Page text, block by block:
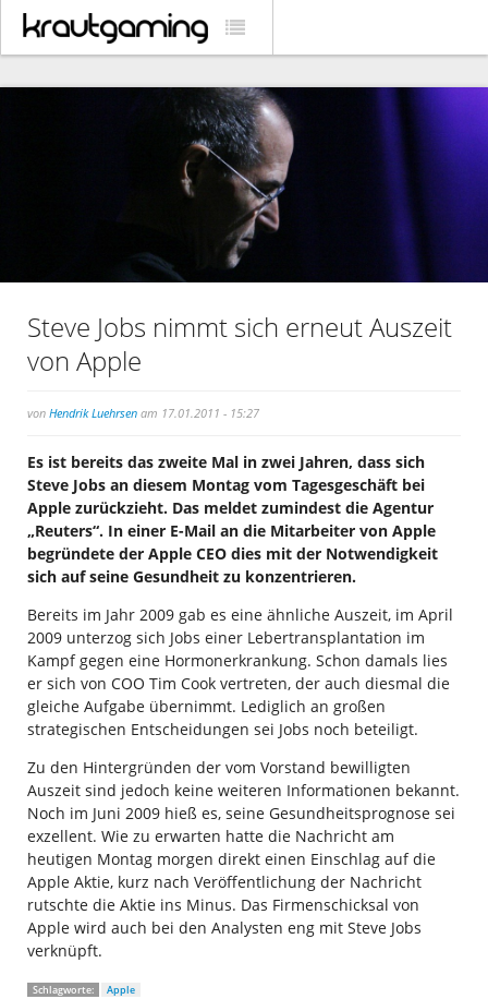
Steve Jobs nimmt sich erneut Auszeit
von Apple
von Hendrik Luehrsen am 17.01.2011 - 15:27
Es ist bereits das zweite Mal in zwei Jahren, dass sich
Steve Jobs an diesem Montag vom Tagesgeschäft bei
Apple zurückzieht. Das meldet zumindest die Agentur
„Reuters“. In einer E-Mail an die Mitarbeiter von Apple
begründete der Apple CEO dies mit der Notwendigkeit
sich auf seine Gesundheit zu konzentrieren.
Bereits im Jahr 2009 gab es eine ähnliche Auszeit, im April
2009 unterzog sich Jobs einer Lebertransplantation im
Kampf gegen eine Hormonerkrankung. Schon damals lies
er sich von COO Tim Cook vertreten, der auch diesmal die
gleiche Aufgabe übernimmt. Lediglich an großen
strategischen Entscheidungen sei Jobs noch beteiligt.
Zu den Hintergründen der vom Vorstand bewilligten
Auszeit sind jedoch keine weiteren Informationen bekannt.
Noch im Juni 2009 hieß es, seine Gesundheitsprognose sei
exzellent. Wie zu erwarten hatte die Nachricht am
heutigen Montag morgen direkt einen Einschlag auf die
Apple Aktie, kurz nach Veröffentlichung der Nachricht
rutschte die Aktie ins Minus. Das Firmenschicksal von
Apple wird auch bei den Analysten eng mit Steve Jobs
verknüpft.
Schlagworte:
Apple